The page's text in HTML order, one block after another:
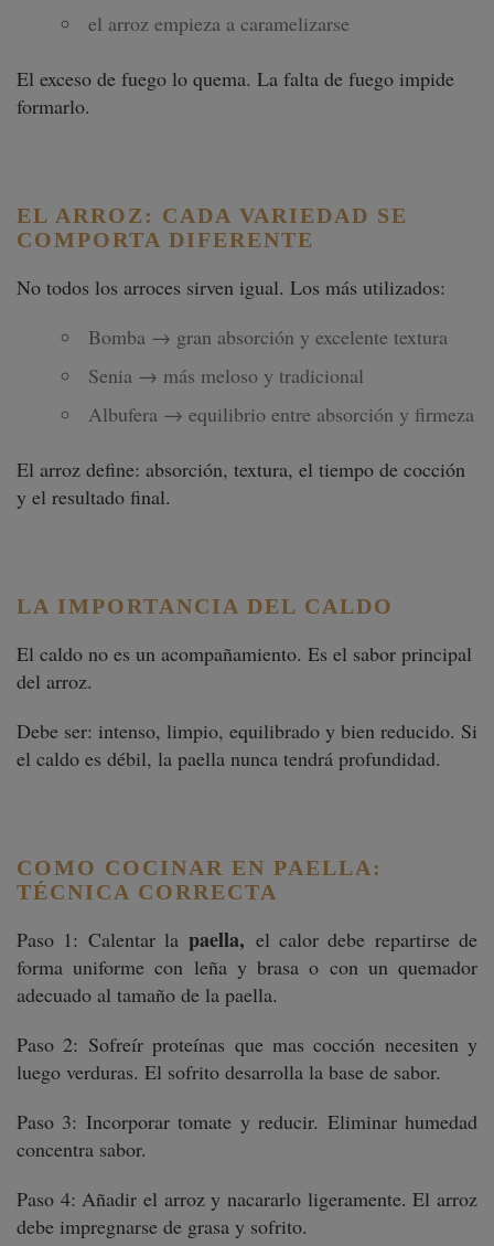
el arroz empieza a caramelizarse
El exceso de fuego lo quema. La falta de fuego impide
formarlo.
EL ARROZ: CADA VARIEDAD SE
COMPORTA DIFERENTE
No todos los arroces sirven igual. Los más utilizados:
Bomba → gran absorción y excelente textura
Senia → más meloso y tradicional
Albufera → equilibrio entre absorción y firmeza
El arroz define: absorción, textura, el tiempo de cocción
y el resultado final.
LA IMPORTANCIA DEL CALDO
El caldo no es un acompañamiento. Es el sabor principal
del arroz.
Debe ser: intenso, limpio, equilibrado y bien reducido. Si
el caldo es débil, la paella nunca tendrá profundidad.
COMO COCINAR EN PAELLA:
TÉCNICA CORRECTA
Paso 1: Calentar la paella, el calor debe repartirse de
forma uniforme con leña y brasa o con un quemador
adecuado al tamaño de la paella.
Paso 2: Sofreír proteínas que mas cocción necesiten y
luego verduras. El sofrito desarrolla la base de sabor.
Paso 3: Incorporar tomate y reducir. Eliminar humedad
concentra sabor.
Paso 4: Añadir el arroz y nacararlo ligeramente. El arroz
debe impregnarse de grasa y sofrito.